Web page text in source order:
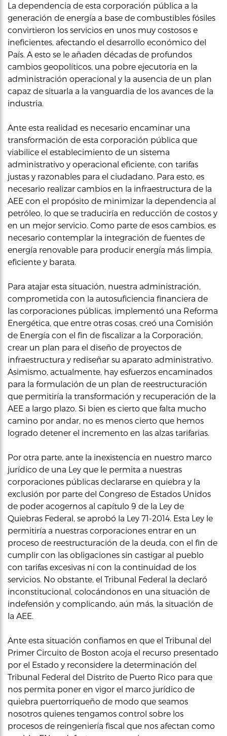
La dependencia de esta corporación pública a la
generación de energía a base de combustibles fósiles
convirtieron los servicios en unos muy costosos e
ineficientes, afectando el desarrollo económico del
País. A esto se le añaden décadas de profundos
cambios geopolíticos, una pobre ejecutoria en la
administración operacional y la ausencia de un plan
capaz de situarla a la vanguardia de los avances de la
industria.
Ante esta realidad es necesario encaminar una
transformación de esta corporación pública que
viabilice el establecimiento de un sistema
administrativo y operacional eficiente, con tarifas
justas y razonables para el ciudadano. Para esto, es
necesario realizar cambios en la infraestructura de la
AEE con el propósito de minimizar la dependencia al
petróleo, lo que se traduciría en reducción de costos y
en un mejor servicio. Como parte de esos cambios, es
necesario contemplar la integración de fuentes de
energía renovable para producir energía más limpia,
eficiente y barata.
Para atajar esta situación, nuestra administración,
comprometida con la autosuficiencia financiera de
las corporaciones públicas, implementó una Reforma
Energética, que entre otras cosas, creó una Comisión
de Energía con el fin de fiscalizar a la Corporación,
crear un plan para el diseño de proyectos de
infraestructura y rediseñar su aparato administrativo.
Asimismo, actualmente, hay esfuerzos encaminados
para la formulación de un plan de reestructuración
que permitiría la transformación y recuperación de la
AEE a largo plazo. Si bien es cierto que falta mucho
camino por andar, no es menos cierto que hemos
logrado detener el incremento en las alzas tarifarias.
Por otra parte, ante la inexistencia en nuestro marco
jurídico de una Ley que le permita a nuestras
corporaciones públicas declararse en quiebra y la
exclusión por parte del Congreso de Estados Unidos
de poder acogernos al capítulo 9 de la Ley de
Quiebras Federal, se aprobó la Ley 71-2014. Esta Ley le
permitiría a nuestras corporaciones entrar en un
proceso de reestructuración de la deuda, con el fin de
cumplir con las obligaciones sin castigar al pueblo
con tarifas excesivas ni con la continuidad de los
servicios. No obstante, el Tribunal Federal la declaró
inconstitucional, colocándonos en una situación de
indefensión y complicando, aún más, la situación de
la AEE.
Ante esta situación confiamos en que el Tribunal del
Primer Circuito de Boston acoja el recurso presentado
por el Estado y reconsidere la determinación del
Tribunal Federal del Distrito de Puerto Rico para que
nos permita poner en vigor el marco jurídico de
quiebra puertorriqueño de modo que seamos
nosotros quienes tengamos control sobre los
procesos de reingeniería fiscal que nos afectan como